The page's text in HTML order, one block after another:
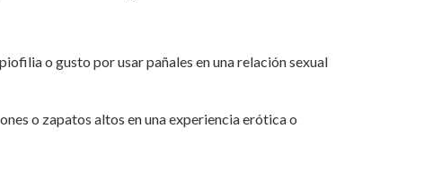
o gusto por usar pañales en una relación sexual
o zapatos altos en una experiencia erótica o